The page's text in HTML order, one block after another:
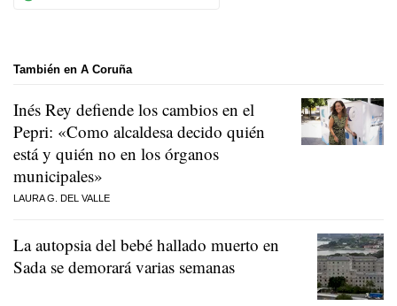
También en A Coruña
Inés Rey defiende los cambios en el
Pepri: «Como alcaldesa decido quién
está y quién no en los órganos
municipales»
LAURA G. DEL VALLE
La autopsia del bebé hallado muerto en
Sada se demorará varias semanas